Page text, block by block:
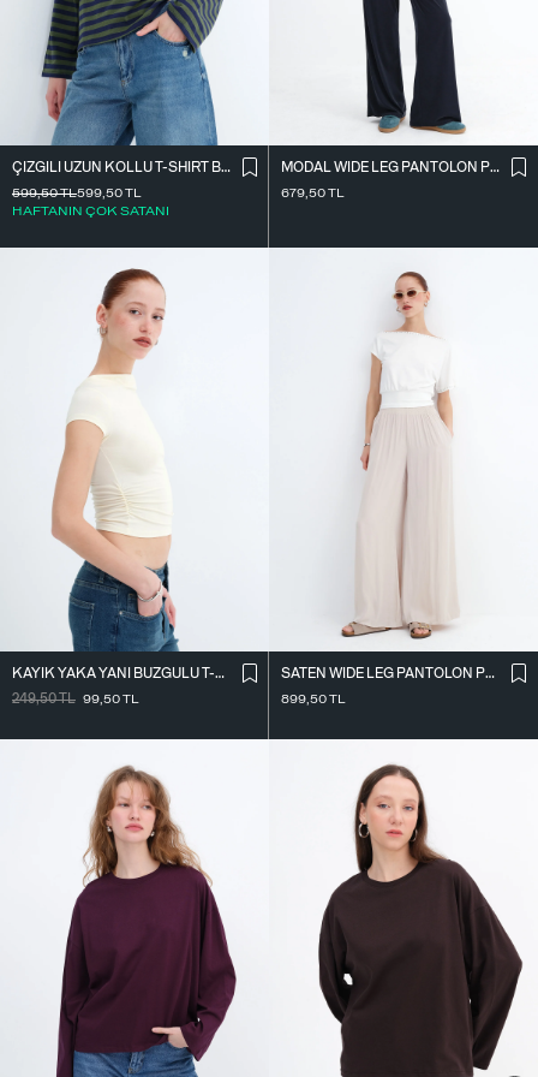
ÇIZGILI UZUN KOLLU T-SHIRT B10644
599,50TL
HAFTANIN ÇOK SATANI
599,50TL
MODAL WIDE LEG PANTOLON PN12415
679,50TL
KAYIK YAKA YANI BÜZGÜLÜ T-SHIRT P0653
249,50TL 99,50TL
SATEN WIDE LEG PANTOLON PN17298
899,50TL